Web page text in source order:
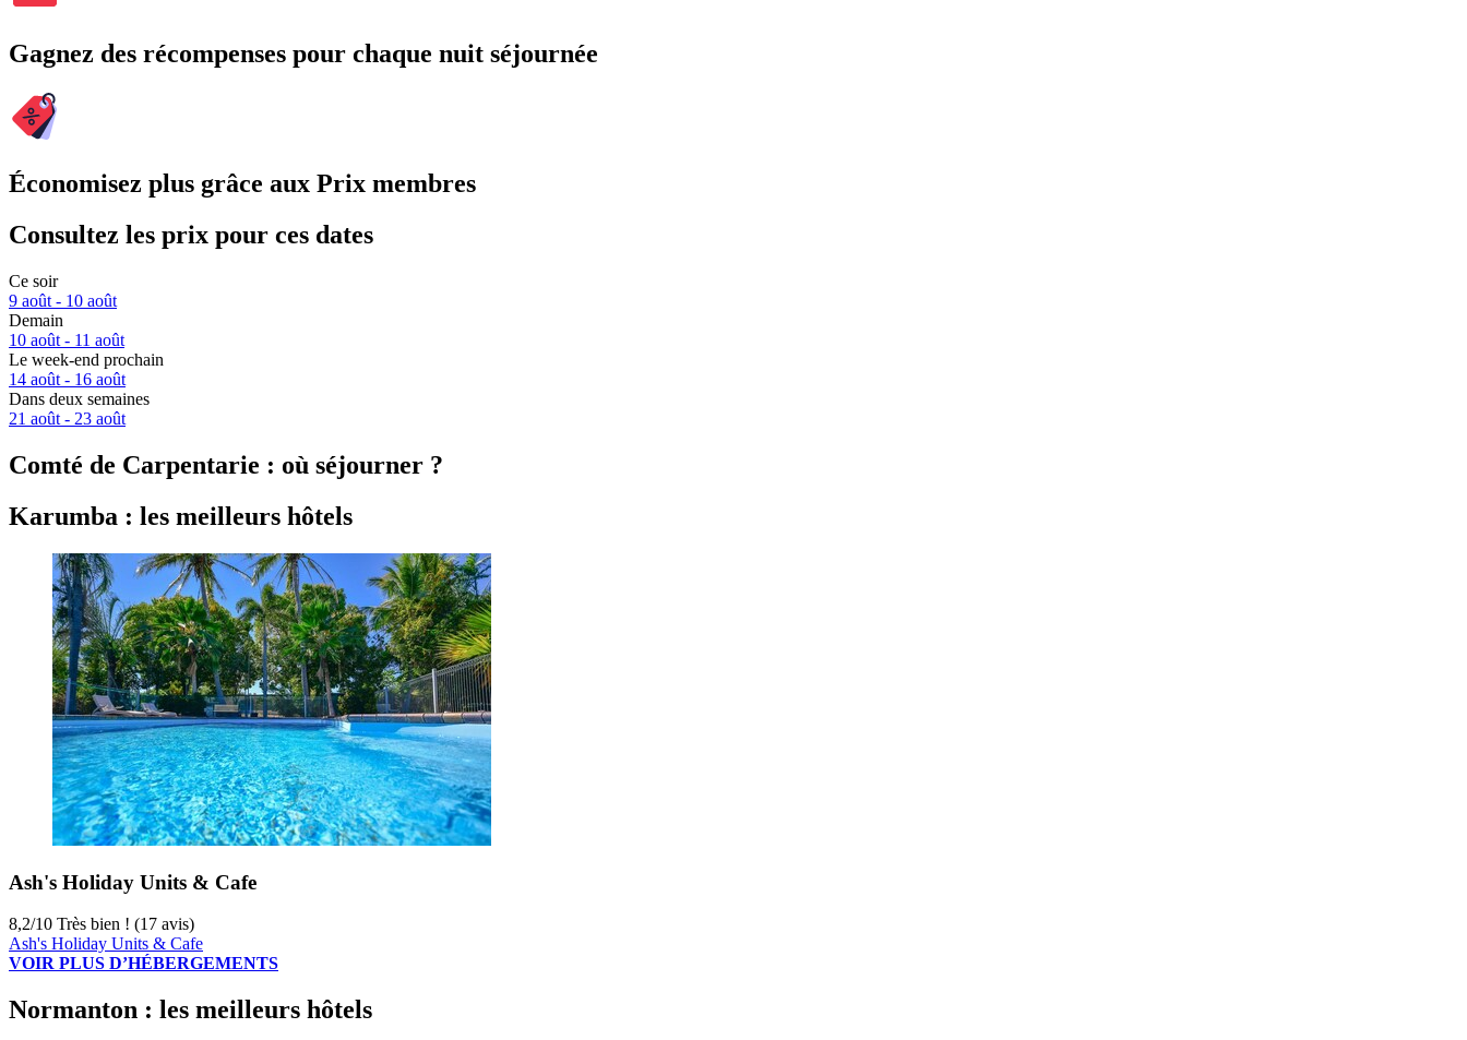
Gagnez des récompenses pour chaque nuit séjournée
Économisez plus grâce aux Prix membres
Consultez les prix pour ces dates
Ce soir
9 août - 10 août
Demain
10 août - 11 août
Le week-end prochain
14 août - 16 août
Dans deux semaines
21 août - 23 août
Comté de Carpentarie : où séjourner ?
Karumba : les meilleurs hôtels
Ash's Holiday Units & Cafe
8,2/10 Très bien ! (17 avis)
Ash's Holiday Units & Cafe
VOIR PLUS D’HÉBERGEMENTS
Normanton : les meilleurs hôtels